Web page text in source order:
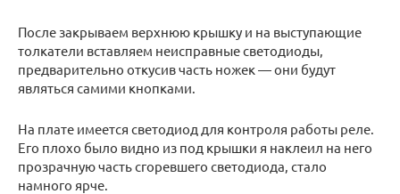
После закрываем верхнюю крышку и на выступающие
толкатели вставляем неисправные светодиоды,
предварительно откусив часть ножек — они будут
являться самими кнопками.
На плате имеется светодиод для контроля работы реле.
Его плохо было видно из под крышки я наклеил на него
прозрачную часть сгоревшего светодиода, стало
намного ярче.